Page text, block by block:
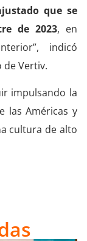
que se
de 2023, en
indicó
Vertiv.
impulsando la
las Américas y
cultura de alto